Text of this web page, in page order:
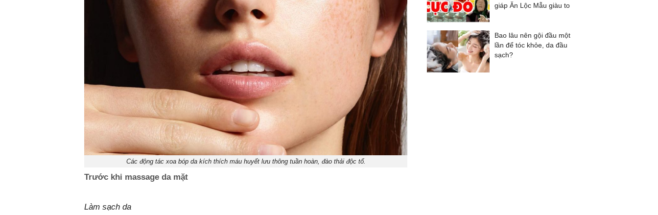
Các động tác xoa bóp da kích thích máu huyết lưu thông tuần hoàn, đào thải độc tố.
Trước khi massage da mặt
Làm sạch da
giáp Ăn Lộc Mẫu giàu to
Bao lâu nên gội đầu một
lần để tóc khỏe, da đầu
sạch?